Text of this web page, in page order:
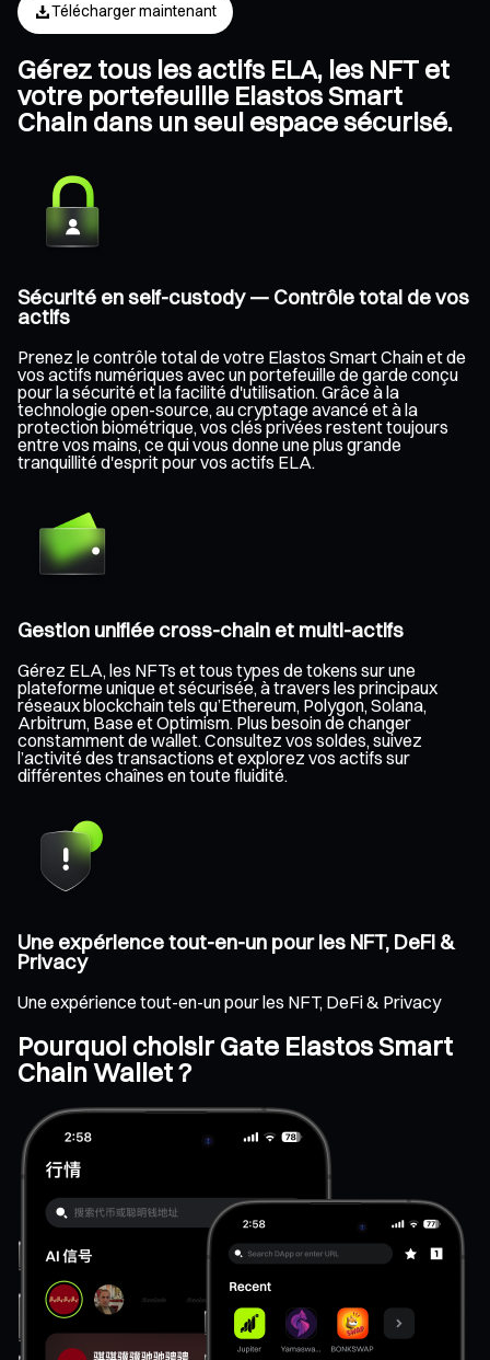
Télécharger maintenant
Gérez tous les actifs ELA, les NFT et
votre portefeuille Elastos Smart
Chain dans un seul espace sécurisé.
Sécurité en self-custody — Contrôle total de vos
actifs
Prenez le contrôle total de votre Elastos Smart Chain et de
vos actifs numériques avec un portefeuille de garde conçu
pour la sécurité et la facilité d'utilisation. Grâce à la
technologie open-source, au cryptage avancé et à la
protection biométrique, vos clés privées restent toujours
entre vos mains, ce qui vous donne une plus grande
tranquillité d'esprit pour vos actifs ELA.
Gestion unifiée cross-chain et multi-actifs
Gérez ELA, les NFTs et tous types de tokens sur une
plateforme unique et sécurisée, à travers les principaux
réseaux blockchain tels qu’Ethereum, Polygon, Solana,
Arbitrum, Base et Optimism. Plus besoin de changer
constamment de wallet. Consultez vos soldes, suivez
l’activité des transactions et explorez vos actifs sur
différentes chaînes en toute fluidité.
Une expérience tout-en-un pour les NFT, DeFi &
Privacy
Une expérience tout-en-un pour les NFT, DeFi & Privacy
Pourquoi choisir Gate Elastos Smart
Chain Wallet ?